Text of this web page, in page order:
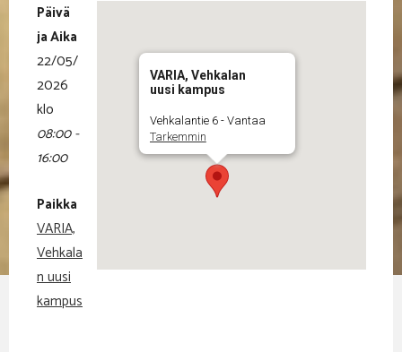
VARIA, Vehkalan
uusi kampus
Vehkalantie 6 - Vantaa
Tarkemmin
Päivä
ja Aika
22/05/
2026
klo
08:00 -
16:00
Paikka
VARIA,
Vehkala
n uusi
kampus